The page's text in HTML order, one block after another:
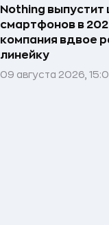
Nothing выпустит
смартфонов в
компания вдвое
линейку
09 августа 2026,